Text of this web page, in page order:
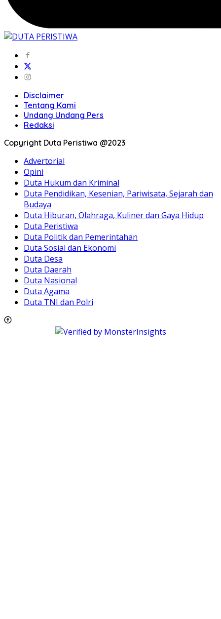
Disclaimer
Tentang Kami
Undang Undang Pers
Redaksi
Copyright Duta Peristiwa @2023
Advertorial
Opini
Duta Hukum dan Kriminal
Duta Pendidikan, Kesenian, Pariwisata, Sejarah dan
Budaya
Duta Hiburan, Olahraga, Kuliner dan Gaya Hidup
Duta Peristiwa
Duta Politik dan Pemerintahan
Duta Sosial dan Ekonomi
Duta Desa
Duta Daerah
Duta Nasional
Duta Agama
Duta TNI dan Polri